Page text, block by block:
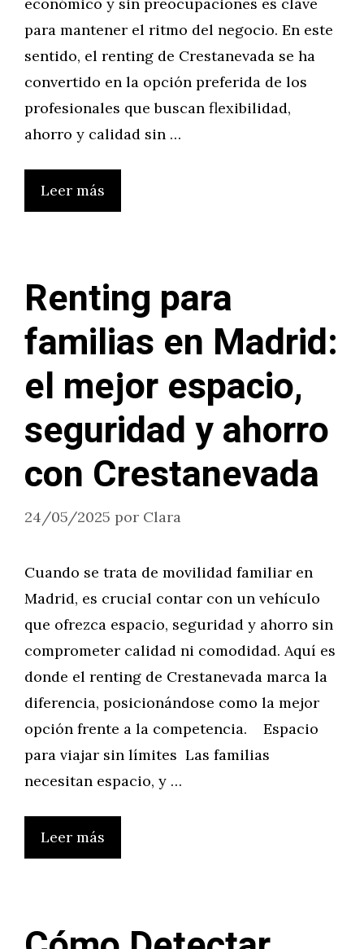
para mantener el ritmo del negocio. En este
sentido, el renting de Crestanevada se ha
convertido en la opción preferida de los
profesionales que buscan flexibilidad,
ahorro y calidad sin …
Leer más
Renting para
familias en Madrid:
el mejor espacio,
seguridad y ahorro
con Crestanevada
24/05/2025 por Clara
Cuando se trata de movilidad familiar en
Madrid, es crucial contar con un vehículo
que ofrezca espacio, seguridad y ahorro sin
comprometer calidad ni comodidad. Aquí es
donde el renting de Crestanevada marca la
diferencia, posicionándose como la mejor
opción frente a la competencia. Espacio
para viajar sin límites Las familias
necesitan espacio, y …
Leer más